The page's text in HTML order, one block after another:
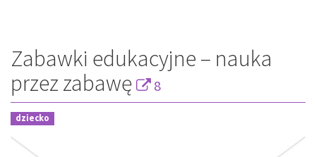
Zabawki edukacyjne – nauka
przez zabawę
8
dziecko